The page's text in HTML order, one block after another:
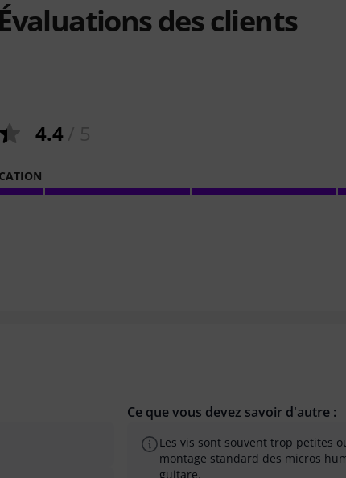
Évaluations des clients
4.4/ 5
Ce que vous devez savoir d'autre :
Les vis sont souvent trop petites
montage standard des micros
guitare.